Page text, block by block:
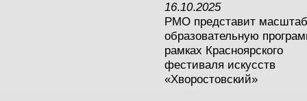
16.10.2025
РМО представит
образовательную
рамках Красноярского
фестиваля искусств
«Хворостовский»